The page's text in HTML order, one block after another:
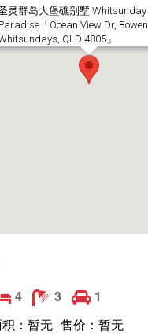
灵群岛大堡礁别墅 Whitsunday
「Ocean View Dr, Bowen,
QLD 4805」
4 3
1
：暂无 售价：暂无